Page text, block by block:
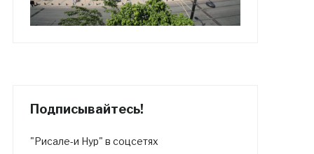
Подписывайтесь!
"Рисале-и Нур" в соцсетях